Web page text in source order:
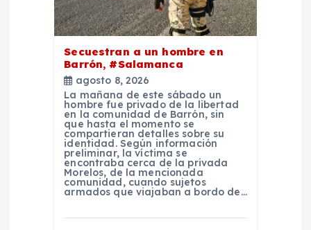
Secuestran a un hombre en
Barrón, #Salamanca
agosto 8, 2026
La mañana de este sábado un
hombre fue privado de la libertad
en la comunidad de Barrón, sin
que hasta el momento se
compartieran detalles sobre su
identidad. Según información
preliminar, la víctima se
encontraba cerca de la privada
Morelos, de la mencionada
comunidad, cuando sujetos
armados que viajaban a bordo de…